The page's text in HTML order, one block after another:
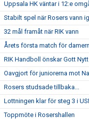
Uppsala HK väntar i 12:e
Stabilt spel när Rosers vann
32 mål framåt när RIK vann
Årets första match för
RIK Handboll önskar Gott
Oavgjort för juniorerna mot
Rosers studsade tillbaka...
Lottningen klar för steg 3 i
Toppmöte i Rosershallen